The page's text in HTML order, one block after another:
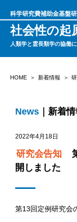
科学研究費補助金基盤研
社会性の起
人類学と霊長類学の協働
HOME 新着情報
News ｜新着
2022年4月18日
研究会告知
開しました
第13回定例研究会